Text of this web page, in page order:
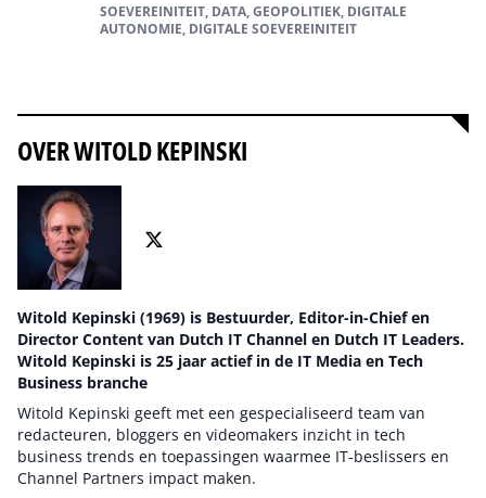
SOEVEREINITEIT, DATA, GEOPOLITIEK, DIGITALE
AUTONOMIE, DIGITALE SOEVEREINITEIT
OVER WITOLD KEPINSKI
Witold Kepinski (1969) is Bestuurder, Editor-in-Chief en
Director Content van Dutch IT Channel en Dutch IT Leaders.
Witold Kepinski is 25 jaar actief in de IT Media en Tech
Business branche
Witold Kepinski geeft met een gespecialiseerd team van
redacteuren, bloggers en videomakers inzicht in tech
business trends en toepassingen waarmee IT-beslissers en
Channel Partners impact maken.